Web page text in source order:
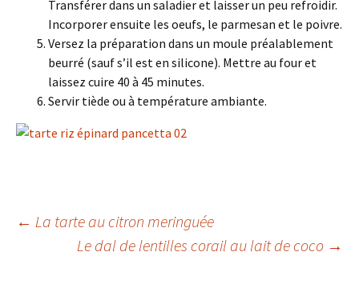
Transférer dans un saladier et laisser un peu refroidir.
Incorporer ensuite les oeufs, le parmesan et le poivre.
Versez la préparation dans un moule préalablement
beurré (sauf s’il est en silicone). Mettre au four et
laissez cuire 40 à 45 minutes.
Servir tiède ou à température ambiante.
Navigation
← La tarte au citron meringuée
Le dal de lentilles corail au lait de coco →